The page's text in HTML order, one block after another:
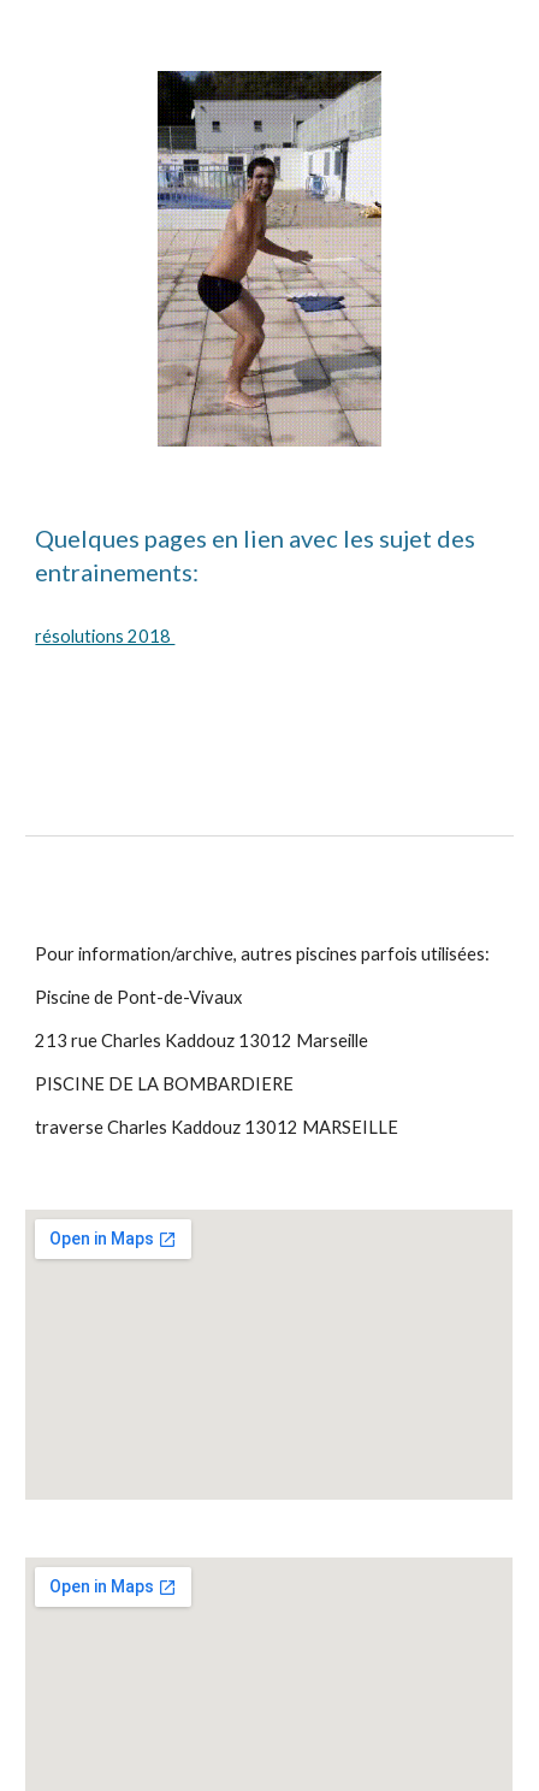
Quelques pages en lien avec les sujet des
entrainements:
résolutions 2018
Pour information/archive, autres piscines parfois utilisées:
Piscine de Pont-de-Vivaux
213 rue Charles Kaddouz 13012 Marseille
PISCINE DE LA BOMBARDIERE
traverse Charles Kaddouz 13012 MARSEILLE